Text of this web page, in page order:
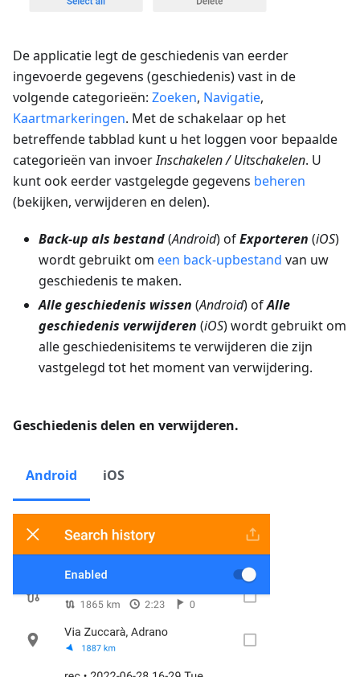
De applicatie legt de geschiedenis van eerder
ingevoerde gegevens (geschiedenis) vast in de
volgende categorieën: Zoeken, Navigatie,
Kaartmarkeringen. Met de schakelaar op het
betreffende tabblad kunt u het loggen voor bepaalde
categorieën van invoerInschakelen / Uitschakelen. U
kunt ook eerder vastgelegde gegevens beheren
(bekijken, verwijderen en delen).
Back-up als bestand(Android) ofExporteren (iOS)
wordt gebruikt om een back-upbestand van uw
geschiedenis te maken.
Alle geschiedenis wissen (Android) ofAlle
geschiedenis verwijderen (iOS) wordt gebruikt om
alle geschiedenisitems te verwijderen die zijn
vastgelegd tot het moment van verwijdering.
Geschiedenis delen en verwijderen.
Android iOS